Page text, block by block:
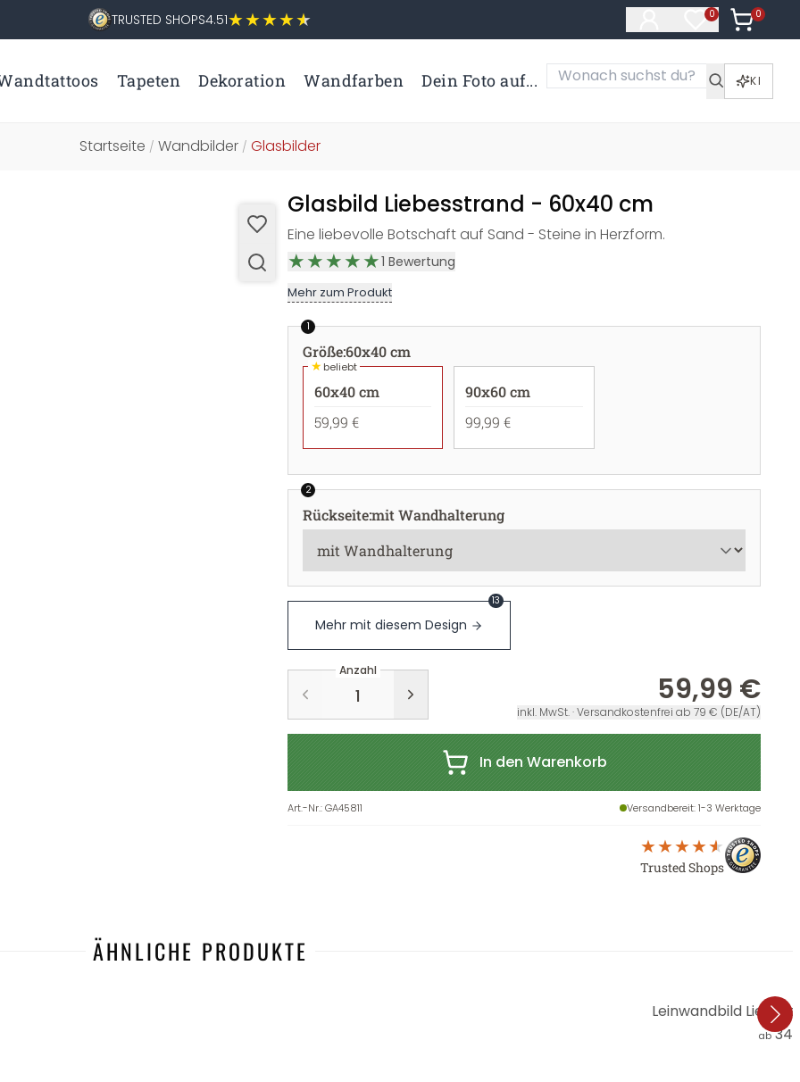
TRUSTED SHOPS4.51 0
Artikel im
0
Artikel
Tapeten Dekoration Wandfarben Dein Foto auf... KI
Startseite / Wandbilder / Glasbilder
Glasbild Liebesstrand - 60x40 cm
Eine liebevolle Botschaft auf Sand - Steine in Herzform.
1 Bewertung
Mehr zum Produkt
1
Größe:60x40 cm
★beliebt
60x40 cm
59,99 €
90x60 cm
99,99 €
2
Rückseite:mit Wandhalterung
Mehr mit diesem Design
13
Anzahl
59,99 €
inkl. MwSt. · Versandkostenfrei ab 79 € (DE/AT)
In den Warenkorb
Art.-Nr.:GA45811 Versandbereit: 1-3 Werktage
Trusted Shops
ÄHNLICHE PRODUKTE
Leinwandbild
ab